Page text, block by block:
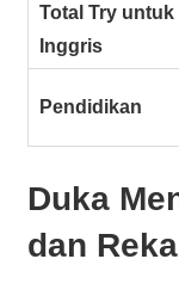
Total Try untuk
Inggris
Pendidikan
Duka
dan